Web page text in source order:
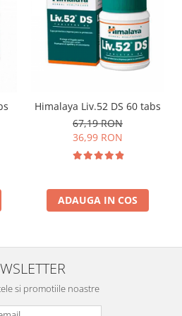
Himalaya Liv.52 DS 60 tabs
67,19 RON
36,99 RON
ADAUGA IN COS
si promotiile noastre